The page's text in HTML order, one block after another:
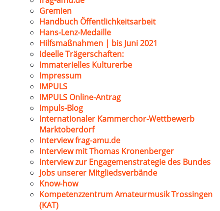
Gremien
Handbuch Öffentlichkeitsarbeit
Hans-Lenz-Medaille
Hilfsmaßnahmen | bis Juni 2021
Ideelle Trägerschaften:
Immaterielles Kulturerbe
Impressum
IMPULS
IMPULS Online-Antrag
Impuls-Blog
Internationaler Kammerchor-Wettbewerb
Marktoberdorf
Interview frag-amu.de
Interview mit Thomas Kronenberger
Interview zur Engagemenstrategie des Bundes
Jobs unserer Mitgliedsverbände
Know-how
Kompetenzzentrum Amateurmusik Trossingen
(KAT)